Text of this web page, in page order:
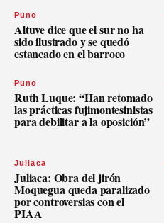
Puno
Altuve dice que el sur no ha
sido ilustrado y se quedó
estancado en el barroco
Puno
Ruth Luque: “Han retomado
las prácticas fujimontesinistas
para debilitar a la oposición”
Juliaca
Juliaca: Obra del jirón
Moquegua queda paralizado
por controversias con el
PIAA